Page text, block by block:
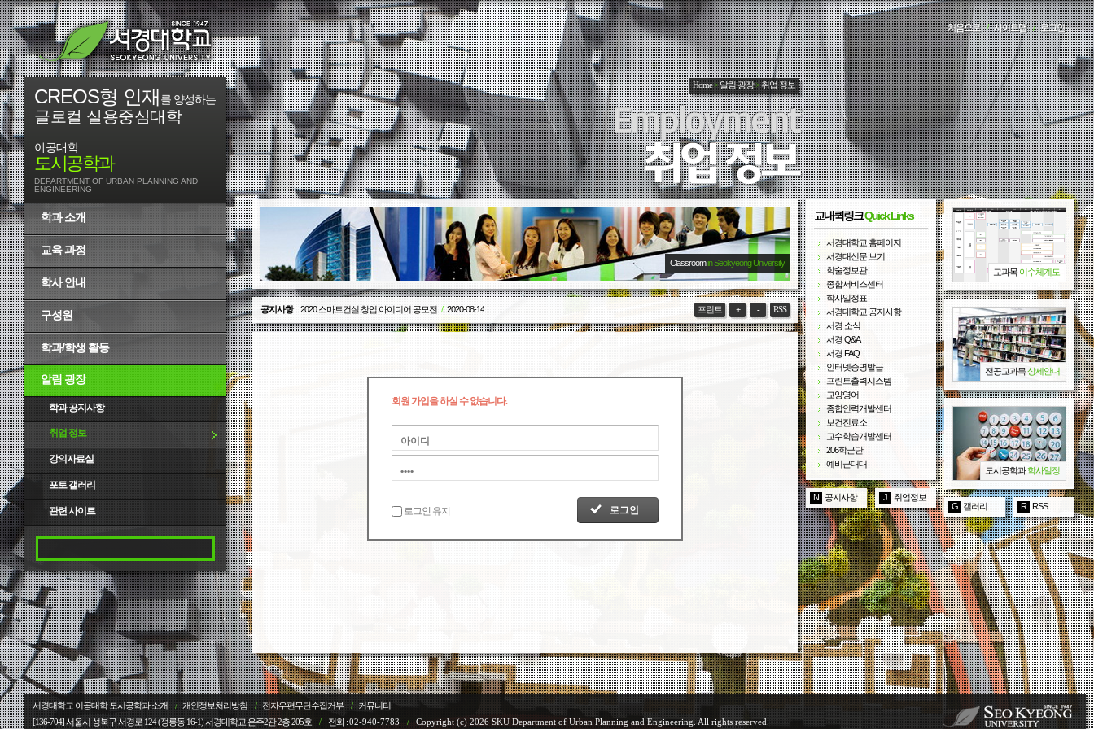
처음으로 / 사이트맵 / 로그인
CREOS형 인재 를 양성하는
글로컬 실용중심대학
이공대학
도시공학과
DEPARTMENT OF URBAN PLANNING AND
ENGINEERING
학과 소개
교육 과정
학사 안내
구성원
학과/학생 활동
알림 광장
학과 공지사항
취업 정보
강의자료실
포토 갤러리
관련 사이트
Home >알림 광장>취업 정보
Classroomin Seokyeong University
공지사항: 2020 스마트건설 창업 아이디어 공모전 / 2020-08-14 RSS
-
+
프린트
회원 가입을 하실 수 없습니다.
로그인 유지
교내퀵링크Quick Links
서경대학교 홈페이지
서경대신문 보기
학술정보관
종합서비스센터
학사일정표
서경대학교 공지사항
서경 소식
서경 Q&A
서경 FAQ
인터넷증명발급
프린트출력시스템
교양영어
종합인력개발센터
보건진료소
교수학습개발센터
206학군단
예비군대대
교과목 이수체계도
전공교과목상세안내
도시공학과학사일정
N 공지사항 J
취업정보
G
갤러리 R RSS
서경대학교 이공대학 도시공학과 소개 / 개인정보처리방침 / 전자우편무단수집거부 /
커뮤니티
[136-704] 서울시 성북구 서경로 124 (정릉동 16-1) 서경대학교은주2관 2층 205호 / 전화 :02-940-7783 / Copyright (c) 2026 SKU Department of Urban Planning and Engineering. All rights reserved.